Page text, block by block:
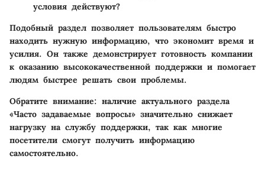
условия действуют?
Подобный раздел позволяет пользователям быстро
находить нужную информацию, что экономит время и
усилия. Он также демонстрирует готовность компании
к оказанию высококачественной поддержки и помогает
людям быстрее решать свои проблемы.
Обратите внимание: наличие актуального раздела
«Часто задаваемые вопросы» значительно снижает
нагрузку на службу поддержки, так как многие
посетители смогут получить информацию
самостоятельно.